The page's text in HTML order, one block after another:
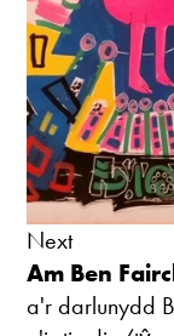
Next
Am Ben
a'r darlunydd